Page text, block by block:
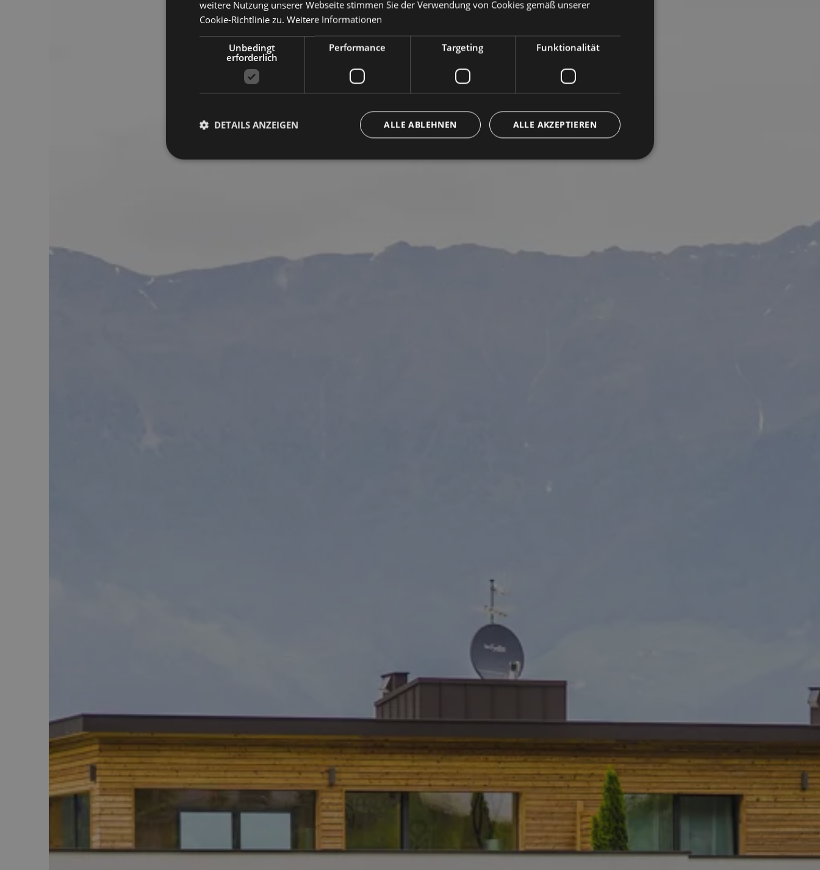
weitere Nutzung unserer Webseite stimmen Sie der Verwendung von Cookies gemäß unserer
Cookie-Richtlinie zu. Weitere Informationen
Unbedingt
erforderlich
Performance Targeting Funktionalität
ALLE AKZEPTIEREN
ALLE ABLEHNEN
DETAILS ANZEIGEN